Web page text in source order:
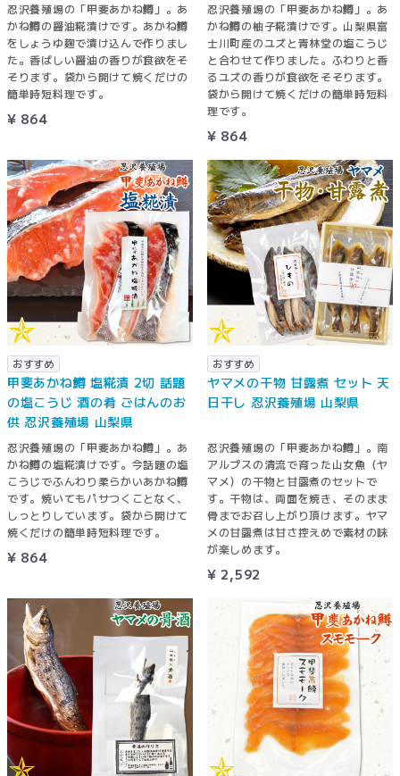
忍沢養殖場の「甲斐あかね鱒」。あ
かね鱒の醤油糀漬けです。あかね鱒
をしょうゆ麹で漬け込んで作りまし
た。香ばしい醤油の香りが食欲をそ
そります。袋から開けて焼くだけの
簡単時短料理です。
¥ 864
忍沢養殖場の「甲斐あかね鱒」。あ
かね鱒の柚子糀漬けです。山梨県富
士川町産のユズと青林堂の塩こうじ
と合わせて作りました。ふわりと香
るユズの香りが食欲をそそります。
袋から開けて焼くだけの簡単時短料
理です。
¥ 864
おすすめ
甲斐あかね鱒 塩糀漬 2切 話題
の塩こうじ 酒の肴 ごはんのお
供 忍沢養殖場 山梨県
忍沢養殖場の「甲斐あかね鱒」。あ
かね鱒の塩糀漬けです。今話題の塩
こうじでふんわり柔らかいあかね鱒
です。焼いてもパサつくことなく、
しっとりしています。袋から開けて
焼くだけの簡単時短料理です。
¥ 864
おすすめ
ヤマメの干物 甘露煮 セット 天
日干し 忍沢養殖場 山梨県
忍沢養殖場の「甲斐あかね鱒」。南
アルプスの清流で育った山女魚（ヤ
マメ）の干物と甘露煮のセットで
す。干物は、両面を焼き、そのまま
骨までお召し上がり頂けます。ヤマ
メの甘露煮は甘さ控えめで素材の味
が楽しめます。
¥ 2,592